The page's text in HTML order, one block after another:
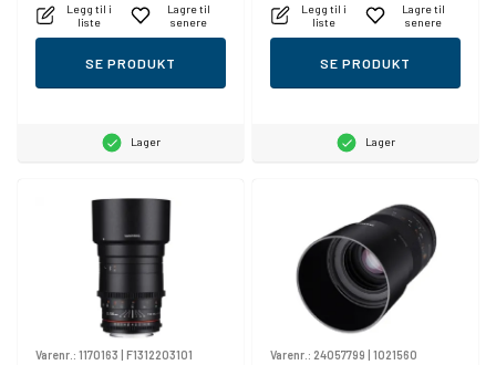
Legg til i
liste
Lagre til
senere
SE PRODUKT
Lager
Legg til i
liste
Lagre til
senere
SE PRODUKT
Lager
Varenr.: 1170163 F1312203101 Varenr.: 24057799 1021560